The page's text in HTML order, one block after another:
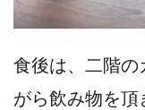
食後は、二階の
がら飲み物を頂